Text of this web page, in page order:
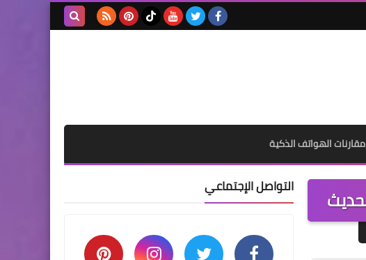
مقارنات الهواتف الذكية
التواصل الإجتماعي